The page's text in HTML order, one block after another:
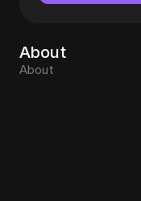
About
About